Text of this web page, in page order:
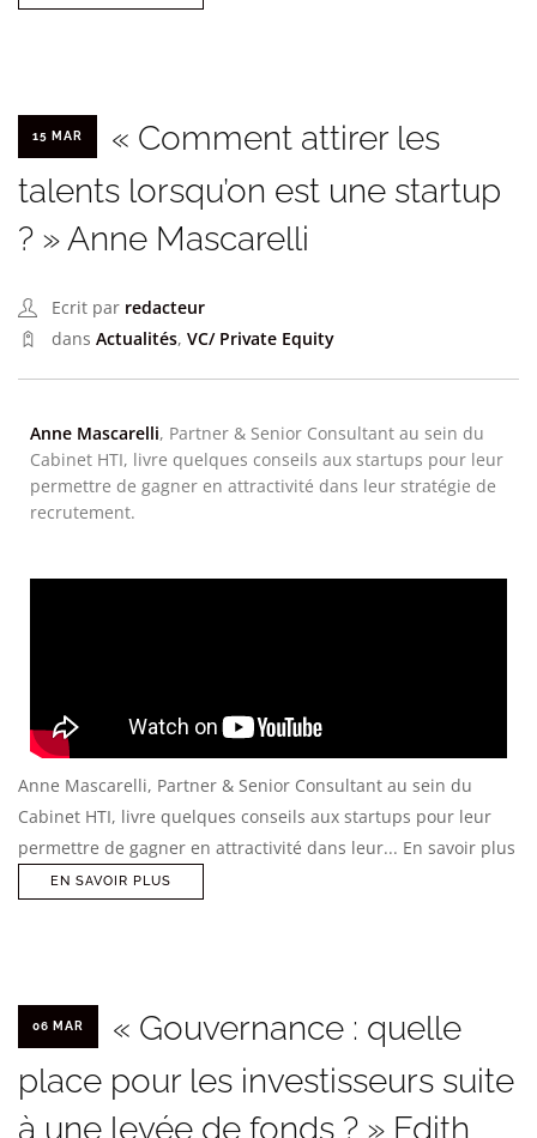
15 MAR
« Comment attirer les
talents lorsqu’on est une startup
? » Anne Mascarelli
Ecrit par redacteur
dans Actualités, VC/ Private Equity
Anne Mascarelli, Partner & Senior Consultant au sein du
Cabinet HTI, livre quelques conseils aux startups pour leur
permettre de gagner en attractivité dans leur stratégie de
recrutement.
Anne Mascarelli, Partner & Senior Consultant au sein du
Cabinet HTI, livre quelques conseils aux startups pour leur
permettre de gagner en attractivité dans leur... En savoir plus
EN SAVOIR PLUS
06 MAR
« Gouvernance : quelle
place pour les investisseurs suite
à une levée de fonds ? » Edith